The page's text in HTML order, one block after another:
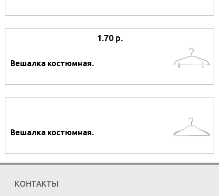
Вешалка костюмная.
1.70 р.
Вешалка костюмная.
КОНТАКТЫ